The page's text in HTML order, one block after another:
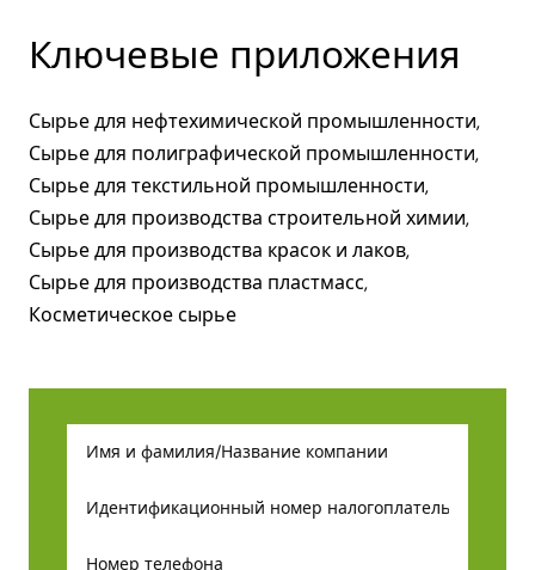
Ключевые приложения
Сырье для нефтехимической промышленности,
Сырье для полиграфической промышленности,
Сырье для текстильной промышленности,
Сырье для производства строительной химии,
Сырье для производства красок и лаков,
Сырье для производства пластмасс,
Косметическое сырье